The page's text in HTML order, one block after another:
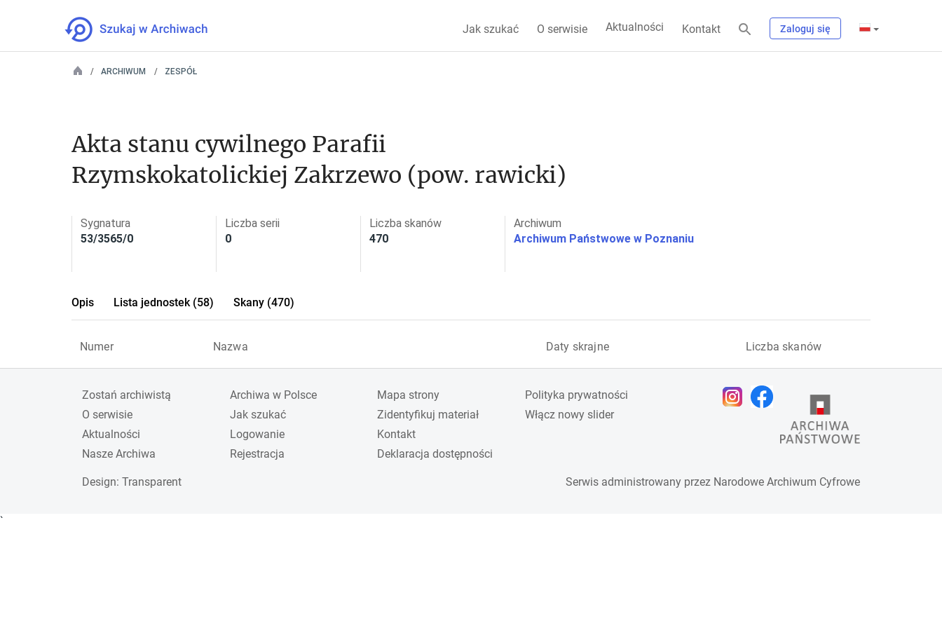
Jak szukać O serwisie Aktualności Kontakt Zaloguj się
ARCHIWUM ZESPÓŁ
Akta stanu cywilnego Parafii
Rzymskokatolickiej Zakrzewo (pow. rawicki)
Sygnatura
53/3565/0
Liczba serii
0
Liczba skanów
470
Archiwum
Archiwum Państwowe w Poznaniu
Opis Lista jednostek (58) Skany (470)
Numer Nazwa Daty skrajne Liczba skanów
Zostań archiwistą
O serwisie
Aktualności
Nasze Archiwa
Archiwa w Polsce
Jak szukać
Logowanie
Rejestracja
Mapa strony
Zidentyfikuj materiał
Kontakt
Deklaracja dostępności
Polityka prywatności
Włącz nowy slider
Design: Transparent Serwis administrowany przez Narodowe Archiwum Cyfrowe
`